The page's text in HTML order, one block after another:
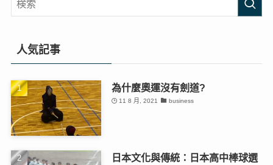
人気記事
為什麼奧運沒有劍道?
11 8 月, 2021 business
日本文化與傳統：日本高中棒球選